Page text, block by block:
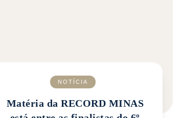
NOTÍCIA
Matéria da RECORD MINAS